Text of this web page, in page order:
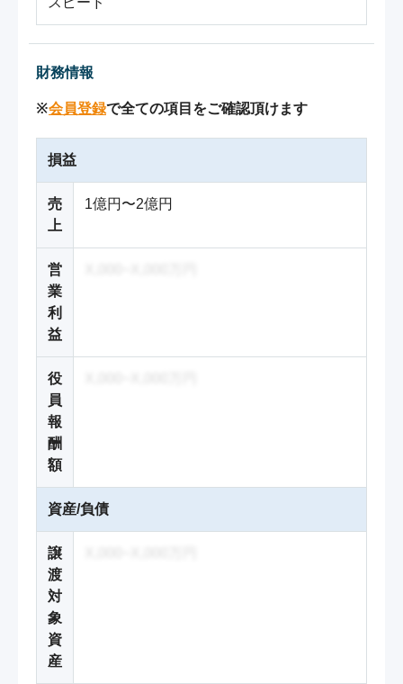
財務情報
※会員登録で全ての項目をご確認頂けます
損益
売
上
1億円〜2億円
営
業
利
益
役
員
報
酬
額
資産/負債
譲
渡
対
象
資
産